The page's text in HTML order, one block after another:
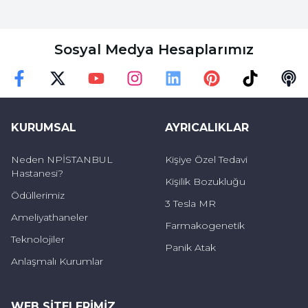
Kalbin devamlı olarak sıkışması
Yorgunluk, huzursuzluk ve stres
Baş ağrısı
Konsantre olamama durumu
Kırık Kalp Sendromu Neden Olur?
Bu sendromun sebebi net olarak
zemin oluşturan etkenler kalbin çalışma
Sosyal Medya Hesaplarımız
KURUMSAL
Neden NPİSTANBUL
Hastanesi?
Ödüllerimiz
Ameliyathaneler
Teknolojiler
Anlaşmalı Kurumlar
AYRICALIKLAR
Kişiye Özel Tedavi
Kişilik Bozukluğu
3 Tesla MR
Farmakogenetik
Panik Atak